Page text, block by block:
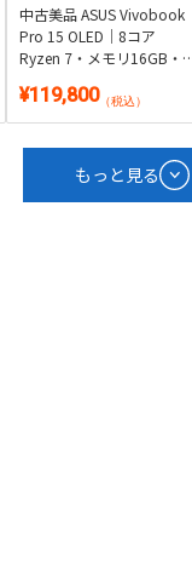
中古美品 ASUS Vivobook
Pro 15 OLED｜8コア
Ryzen 7・メモリ16GB・
｜Windows 11・Microsoft
Office 2024付き
¥119,800（税込）
もっと見る